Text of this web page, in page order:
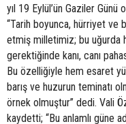
yıl 19 Eylül’ün Gaziler Günü
“Tarih boyunca, hürriyet ve
etmiş milletimiz; bu uğurda
gerektiğinde kanı, canı
Bu özelliğiyle hem esaret
barış ve huzurun teminatı
örnek olmuştur” dedi. Vali
kaydetti; “Bu anlamlı güne